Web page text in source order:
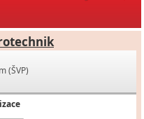
(ŠVP)